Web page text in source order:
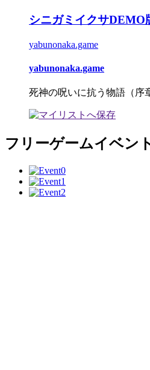
シニガミイクサDEMO
yabunonaka.game
yabunonaka.game
死神の呪いに抗う物語（序
フリーゲームイベン